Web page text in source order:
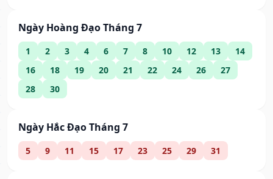
Ngày Hoàng Đạo Tháng 7
1 2 3 4 6 7 8 10 12 13
14
16
18 19 20 21 22 24 26
27
28
30
Ngày Hắc Đạo Tháng 7
5 9 11 15 17 23 25 29 31